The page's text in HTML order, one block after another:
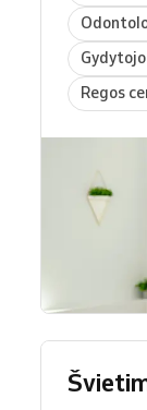
Regos